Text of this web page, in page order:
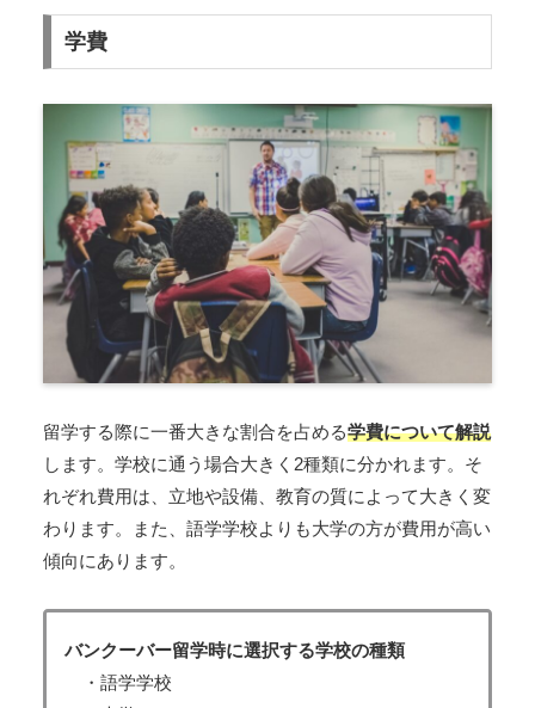
学費
留学する際に一番大きな割合を占める学費について解説
します。学校に通う場合大きく2種類に分かれます。そ
れぞれ費用は、立地や設備、教育の質によって大きく変
わります。また、語学学校よりも大学の方が費用が高い
傾向にあります。
バンクーバー留学時に選択する学校の種類
・語学学校